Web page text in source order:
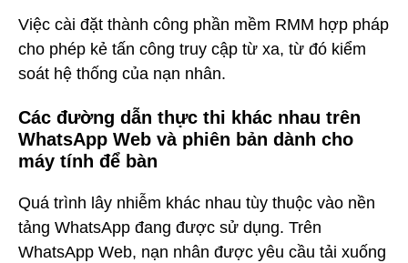
Việc cài đặt thành công phần mềm RMM hợp pháp
cho phép kẻ tấn công truy cập từ xa, từ đó kiểm
soát hệ thống của nạn nhân.
Các đường dẫn thực thi khác nhau trên
WhatsApp Web và phiên bản dành cho
máy tính để bàn
Quá trình lây nhiễm khác nhau tùy thuộc vào nền
tảng WhatsApp đang được sử dụng. Trên
WhatsApp Web, nạn nhân được yêu cầu tải xuống